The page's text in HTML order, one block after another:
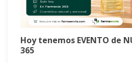
Hoy tenemos EVENTO de
365